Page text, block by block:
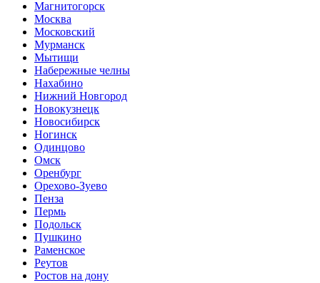
Магнитогорск
Москва
Московский
Мурманск
Мытищи
Набережные челны
Нахабино
Нижний Новгород
Новокузнецк
Новосибирск
Ногинск
Одинцово
Омск
Оренбург
Орехово-Зуево
Пенза
Пермь
Подольск
Пушкино
Раменское
Реутов
Ростов на дону